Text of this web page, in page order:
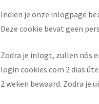
Indien je onze inlogpage
Deze cookie bevat geen
Zodra je inlogt, zullen nós
login cookies com 2 dias
2 weken bewaard. Zodra je